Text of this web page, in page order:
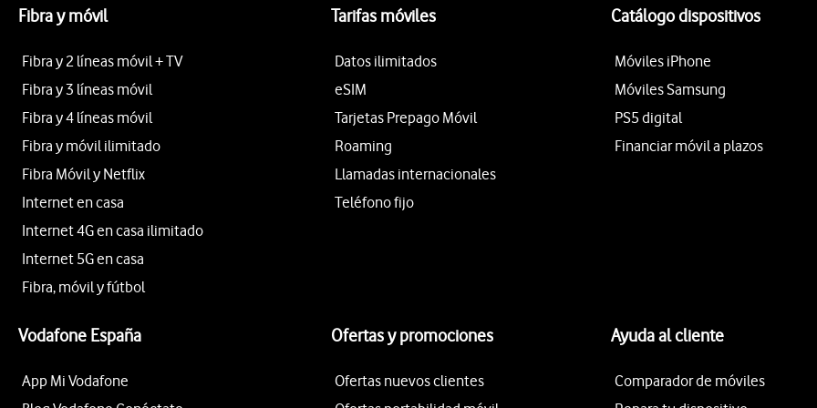
Fibra y móvil
Fibra y 2 líneas móvil + TV
Fibra y 3 líneas móvil
Fibra y 4 líneas móvil
Fibra y móvil ilimitado
Fibra Móvil y Netflix
Internet en casa
Internet 4G en casa ilimitado
Internet 5G en casa
Fibra, móvil y fútbol
Tarifas móviles
Datos ilimitados
eSIM
Tarjetas Prepago Móvil
Roaming
Llamadas internacionales
Teléfono fijo
Catálogo dispositivos
Móviles iPhone
Móviles Samsung
PS5 digital
Financiar móvil a plazos
Vodafone España
App Mi Vodafone
Ofertas y promociones
Ofertas nuevos clientes
Ayuda al cliente
Comparador de móviles